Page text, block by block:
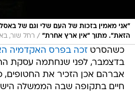
"אני מאמין בזכות של העם שלי וגם של באסל
הזאת". מתוך "אין ארץ אחרת" / רחל שור,
כשהסרטזכה בפרס האקדמיה
בדצמבר, לפני שנחתמה עסקת
אברהם אכן הזכיר את החטופים,
חיים בתקופה שבה הממשלה